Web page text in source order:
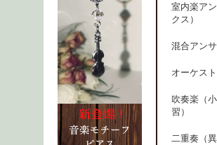
室内楽ア
クス）
混合アン
オーケス
吹奏楽（
習）
二重奏（